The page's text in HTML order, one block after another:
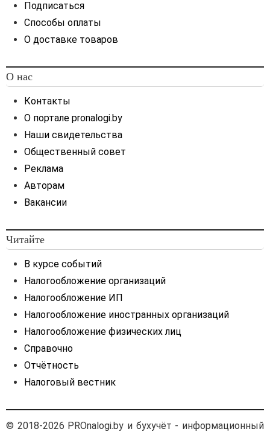
Подписаться
Способы оплаты
О доставке товаров
О нас
Контакты
О портале pronalogi.by
Наши свидетельства
Общественный совет
Реклама
Авторам
Вакансии
Читайте
В курсе событий
Налогообложение организаций
Налогообложение ИП
Налогообложение иностранных организаций
Налогообложение физических лиц
Справочно
Отчётность
Налоговый вестник
© 2018-2026 PROnalogi.by и бухучёт - информационный